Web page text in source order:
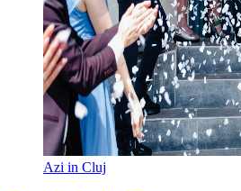
Azi in Cluj